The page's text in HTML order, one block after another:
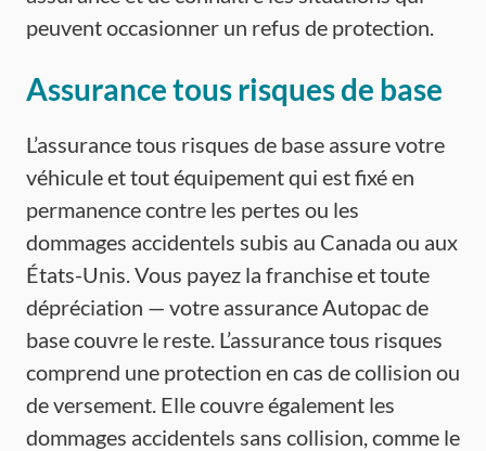
peuvent occasionner un refus de protection.
Assurance tous risques de base
L’assurance tous risques de base assure votre
véhicule et tout équipement qui est fixé en
permanence contre les pertes ou les
dommages accidentels subis au Canada ou aux
États-Unis. Vous payez la franchise et toute
dépréciation — votre assurance Autopac de
base couvre le reste. L’assurance tous risques
comprend une protection en cas de collision ou
de versement. Elle couvre également les
dommages accidentels sans collision, comme le